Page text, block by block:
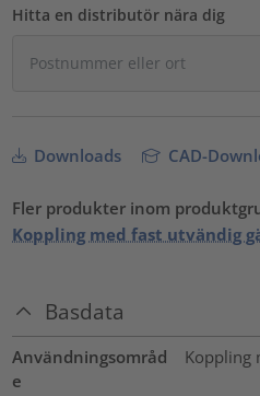
Hitta en distributör nära dig
Downloads CAD-
Fler produkter inom
Koppling med fast utvändig
Basdata
Användningsområd
e
Koppling